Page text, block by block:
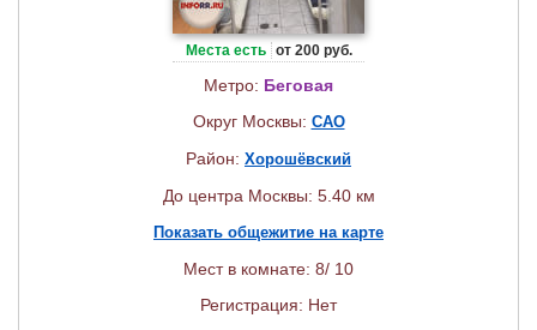
Места есть от 200 руб.
Метро: Беговая
Округ Москвы: САО
Район: Хорошёвский
До центра Москвы: 5.40 км
Показать общежитие на карте
Мест в комнате: 8/ 10
Регистрация: Нет